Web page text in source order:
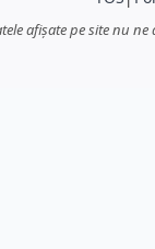
afișate pe site nu